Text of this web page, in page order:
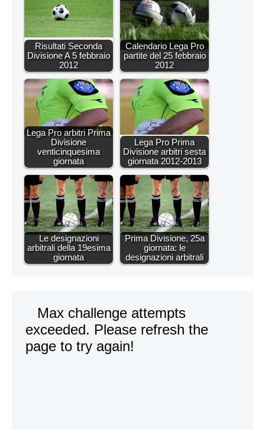
Risultati Seconda
Divisione A 5 febbraio
2012
Calendario Lega Pro
partite del 25 febbraio
2012
Lega Pro arbitri Prima
Divisione
venticinquesima
giornata
Lega Pro Prima
Divisione arbitri sesta
giornata 2012-2013
Le designazioni
arbitrali della 19esima
giornata
Prima Divisione, 25a
giornata: le
designazioni arbitrali